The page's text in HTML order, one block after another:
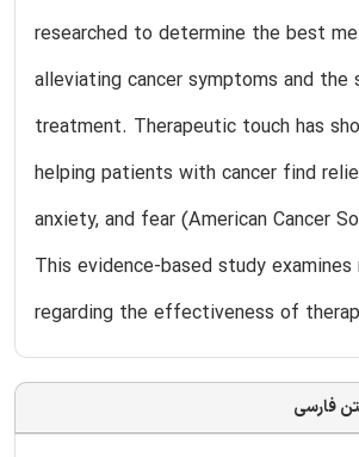
researched to determine the best
alleviating cancer symptoms and
treatment. Therapeutic touch has
helping patients with cancer find
anxiety, and fear (American Cancer
This evidence-based study examines
regarding the effectiveness of
فارسی